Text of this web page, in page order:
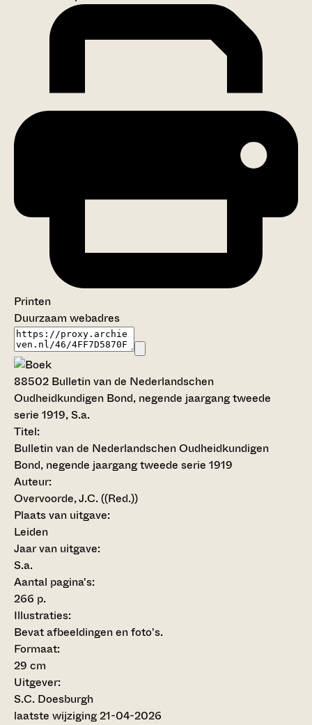
Printen
Duurzaam webadres
88502 Bulletin van de Nederlandschen
Oudheidkundigen Bond, negende jaargang tweede
serie 1919, S.a.
Titel:
Bulletin van de Nederlandschen Oudheidkundigen
Bond, negende jaargang tweede serie 1919
Auteur:
Overvoorde, J.C. ((Red.))
Plaats van uitgave:
Leiden
Jaar van uitgave:
S.a.
Aantal pagina's:
266 p.
Illustraties:
Bevat afbeeldingen en foto's.
Formaat:
29 cm
Uitgever:
S.C. Doesburgh
laatste wijziging 21-04-2026